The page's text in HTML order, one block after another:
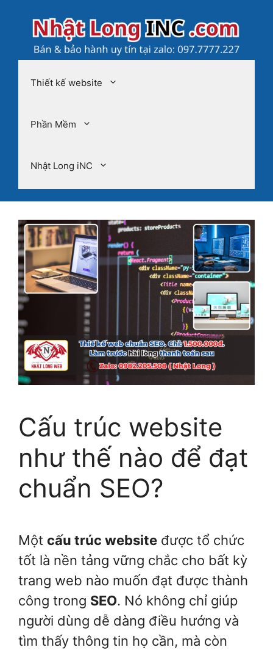
Thiết kế website
Phần Mềm
Nhật Long iNC
Cấu trúc website
như thế nào để đạt
chuẩn SEO?
Một cấu trúc website được tổ chức
tốt là nền tảng vững chắc cho bất kỳ
trang web nào muốn đạt được thành
công trong SEO. Nó không chỉ giúp
người dùng dễ dàng điều hướng và
tìm thấy thông tin họ cần, mà còn